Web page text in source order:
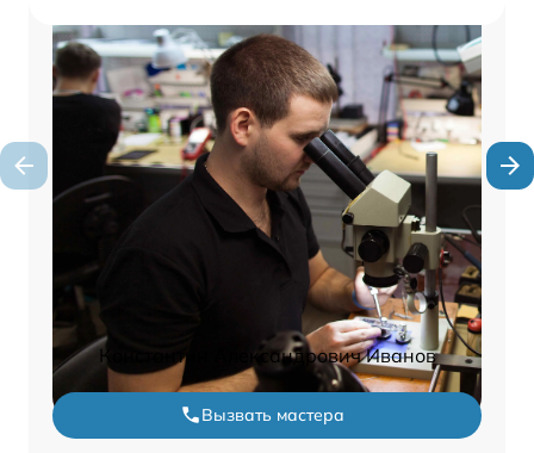
Константин Александрович Иванов
Вызвать мастера